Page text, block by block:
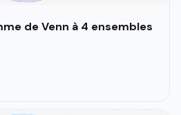
de Venn à 4 ensembles